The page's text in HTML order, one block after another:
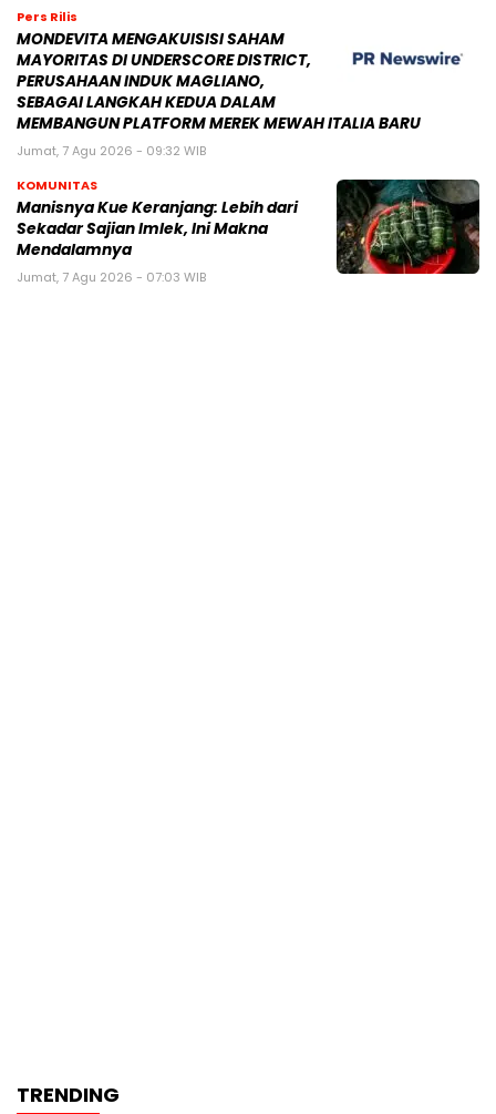
Pers Rilis
MONDEVITA MENGAKUISISI SAHAM
MAYORITAS DI UNDERSCORE DISTRICT,
PERUSAHAAN INDUK MAGLIANO,
SEBAGAI LANGKAH KEDUA DALAM
MEMBANGUN PLATFORM MEREK MEWAH ITALIA BARU
Jumat, 7 Agu 2026 - 09:32 WIB
KOMUNITAS
Manisnya Kue Keranjang: Lebih dari
Sekadar Sajian Imlek, Ini Makna
Mendalamnya
Jumat, 7 Agu 2026 - 07:03 WIB
TRENDING